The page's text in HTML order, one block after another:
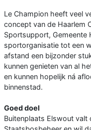
Le Champion heeft veel
concept van de Haarlem
Sportsupport, Gemeente
sportorganisatie tot een
afstand een bijzonder
kunnen genieten van al
en kunnen hopelijk ná
binnenstad.
Goed doel
Buitenplaats Elswout valt